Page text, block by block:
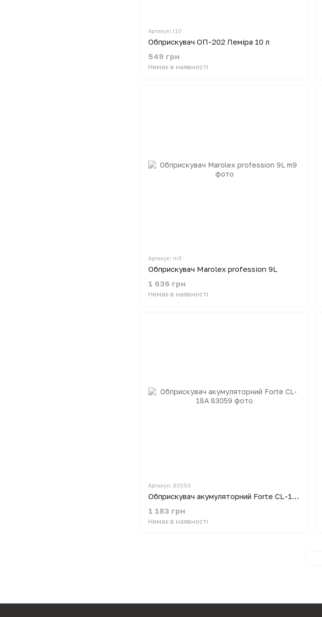
Артикул: l10
Обприскувач ОП-202 Леміра 10 л
549 грн
Немає в наявності
Артикул: m9
Обприскувач Marolex profession 9L
1 636 грн
Немає в наявності
Артикул: 83059
1 183 грн
Немає в наявності